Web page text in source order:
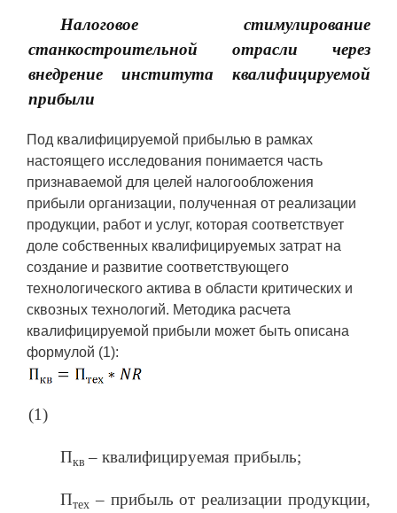
Налоговое стимулирование
станкостроительной отрасли через
внедрение института квалифицируемой
прибыли
Под квалифицируемой прибылью в рамках
настоящего исследования понимается часть
признаваемой для целей налогообложения
прибыли организации, полученная от реализации
продукции, работ и услуг, которая соответствует
доле собственных квалифицируемых затрат на
создание и развитие соответствующего
технологического актива в области критических и
сквозных технологий. Методика расчета
квалифицируемой прибыли может быть описана
формулой (1):
(1)
Πкв– квалифицируемая прибыль;
Πтех ​ – прибыль от реализации продукции,